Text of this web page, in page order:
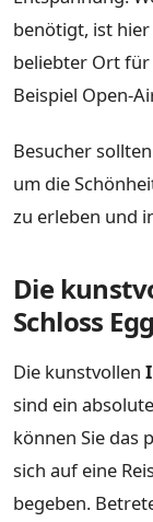
benötigt, ist
beliebter Ort
Beispiel Open-
Besucher
um die
zu erleben und
Die
Schloss
Die kunstvollen
sind ein
können Sie das
sich auf eine
begeben.